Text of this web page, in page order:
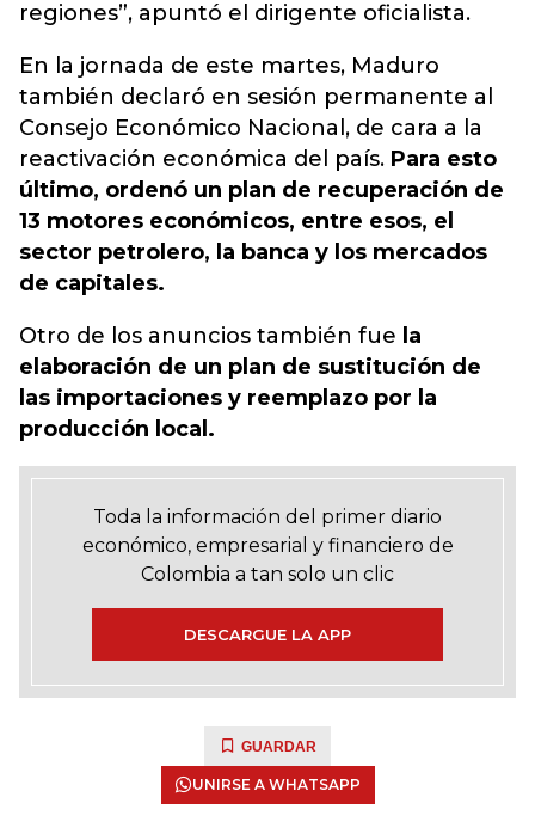
regiones”, apuntó el dirigente oficialista.
En la jornada de este martes, Maduro
también declaró en sesión permanente al
Consejo Económico Nacional, de cara a la
reactivación económica del país. Para esto
último, ordenó un plan de recuperación de
13 motores económicos, entre esos, el
sector petrolero, la banca y los mercados
de capitales.
Otro de los anuncios también fue la
elaboración de un plan de sustitución de
las importaciones y reemplazo por la
producción local.
Toda la información del primer diario
económico, empresarial y financiero de
Colombia a tan solo un clic
DESCARGUE LA APP
GUARDAR
UNIRSE A WHATSAPP